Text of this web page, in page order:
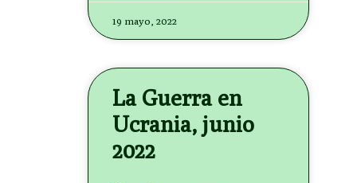
19 mayo, 2022
La Guerra en
Ucrania, junio
2022